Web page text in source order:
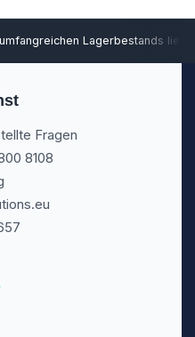
Lagerbestands
Fragen
8108